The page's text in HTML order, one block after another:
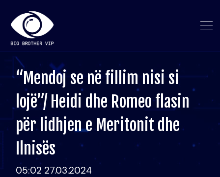
“Mendoj se në fillim nisi si
lojë”/ Heidi dhe Romeo flasin
për lidhjen e Meritonit dhe
Ilnisës
05:02 27.03.2024